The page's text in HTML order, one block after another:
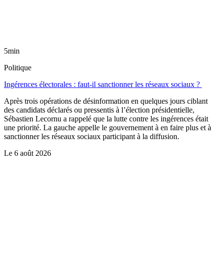
5min
Politique
Ingérences électorales : faut-il sanctionner les réseaux sociaux ?
Après trois opérations de désinformation en quelques jours ciblant
des candidats déclarés ou pressentis à l’élection présidentielle,
Sébastien Lecornu a rappelé que la lutte contre les ingérences était
une priorité. La gauche appelle le gouvernement à en faire plus et à
sanctionner les réseaux sociaux participant à la diffusion.
Le 6 août 2026